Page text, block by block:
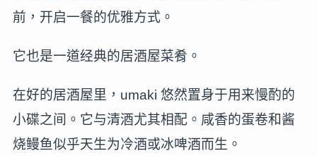
前，开启一餐的优雅方式。
它也是一道经典的居酒屋菜肴。
在好的居酒屋里，umaki 悠然置身于用来慢酌的
小碟之间。它与清酒尤其相配。咸香的蛋卷和酱
烧鳗鱼似乎天生为冷酒或冰啤酒而生。